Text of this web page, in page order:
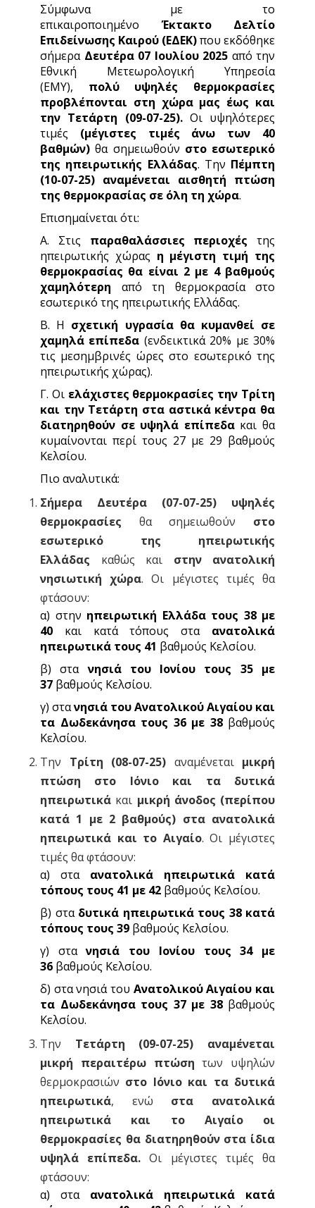
Σύμφωνα με το
επικαιροποιημένοΈκτακτο Δελτίο
Επιδείνωσης Καιρού (ΕΔΕΚ)που εκδόθηκε
σήμερα Δευτέρα 07 Ιουλίου 2025 από την
Εθνική Μετεωρολογική Υπηρεσία
(ΕΜΥ), πολύ υψηλές θερμοκρασίες
προβλέπονται στη χώρα μας έως και
την Τετάρτη (09-07-25).Οι υψηλότερες
τιμές (μέγιστες τιμές άνω των 40
βαθμών) θα σημειωθούν στο εσωτερικό
της ηπειρωτικής Ελλάδας. Την Πέμπτη
(10-07-25) αναμένεται αισθητή πτώση
της θερμοκρασίας σε όλη τη χώρα.
Επισημαίνεται ότι:
Α. Στις παραθαλάσσιες περιοχές της
ηπειρωτικής χώρας η μέγιστη τιμή της
θερμοκρασίας θα είναι 2 με 4 βαθμούς
χαμηλότερη από τη θερμοκρασία στο
εσωτερικό της ηπειρωτικής Ελλάδας.
Β. Η σχετική υγρασία θα κυμανθεί σε
χαμηλά επίπεδα (ενδεικτικά 20% με 30%
τις μεσημβρινές ώρες στο εσωτερικό της
ηπειρωτικής χώρας).
Γ. Οι ελάχιστες θερμοκρασίες την Τρίτη
και την Τετάρτη στα αστικά κέντρα θα
διατηρηθούν σε υψηλά επίπεδα και θα
κυμαίνονται περί τους 27 με 29 βαθμούς
Κελσίου.
Πιο αναλυτικά:
Σήμερα Δευτέρα (07-07-25) υψηλές
θερμοκρασίες θα σημειωθούν στο
εσωτερικό της ηπειρωτικής
Ελλάδας καθώς και στην ανατολική
νησιωτική χώρα. Οι μέγιστες τιμές θα
φτάσουν:
α) στην ηπειρωτική Ελλάδα τους 38 με
40 και κατά τόπους στα ανατολικά
ηπειρωτικά τους 41 βαθμούς Κελσίου.
β) στανησιά του Ιονίου τους 35 με
37 βαθμούς Κελσίου.
γ) στανησιά του Ανατολικού Αιγαίου και
τα Δωδεκάνησα τους 36 με 38βαθμούς
Κελσίου.
Την Τρίτη (08-07-25) αναμένεται μικρή
πτώση στο Ιόνιο και τα δυτικά
ηπειρωτικά και μικρή άνοδος (περίπου
κατά 1 με 2 βαθμούς) στα ανατολικά
ηπειρωτικά και το Αιγαίο. Οι μέγιστες
τιμές θα φτάσουν:
α) στα ανατολικά ηπειρωτικά κατά
τόπους τους 41 με 42 βαθμούς Κελσίου.
β) στα δυτικά ηπειρωτικά τους 38 κατά
τόπους τους 39 βαθμούς Κελσίου.
γ) στανησιά του Ιονίου τους 34 με
36 βαθμούς Κελσίου.
δ) στα νησιά του Ανατολικού Αιγαίου και
τα Δωδεκάνησα τους 37 με 38βαθμούς
Κελσίου.
Την Τετάρτη (09-07-25) αναμένεται
μικρή περαιτέρω πτώση των υψηλών
θερμοκρασιών στο Ιόνιο και τα δυτικά
ηπειρωτικά, ενώ στα ανατολικά
ηπειρωτικά και το Αιγαίο οι
θερμοκρασίες θα διατηρηθούν στα ίδια
υψηλά επίπεδα. Οι μέγιστες τιμές θα
φτάσουν:
α) στα ανατολικά ηπειρωτικά κατά